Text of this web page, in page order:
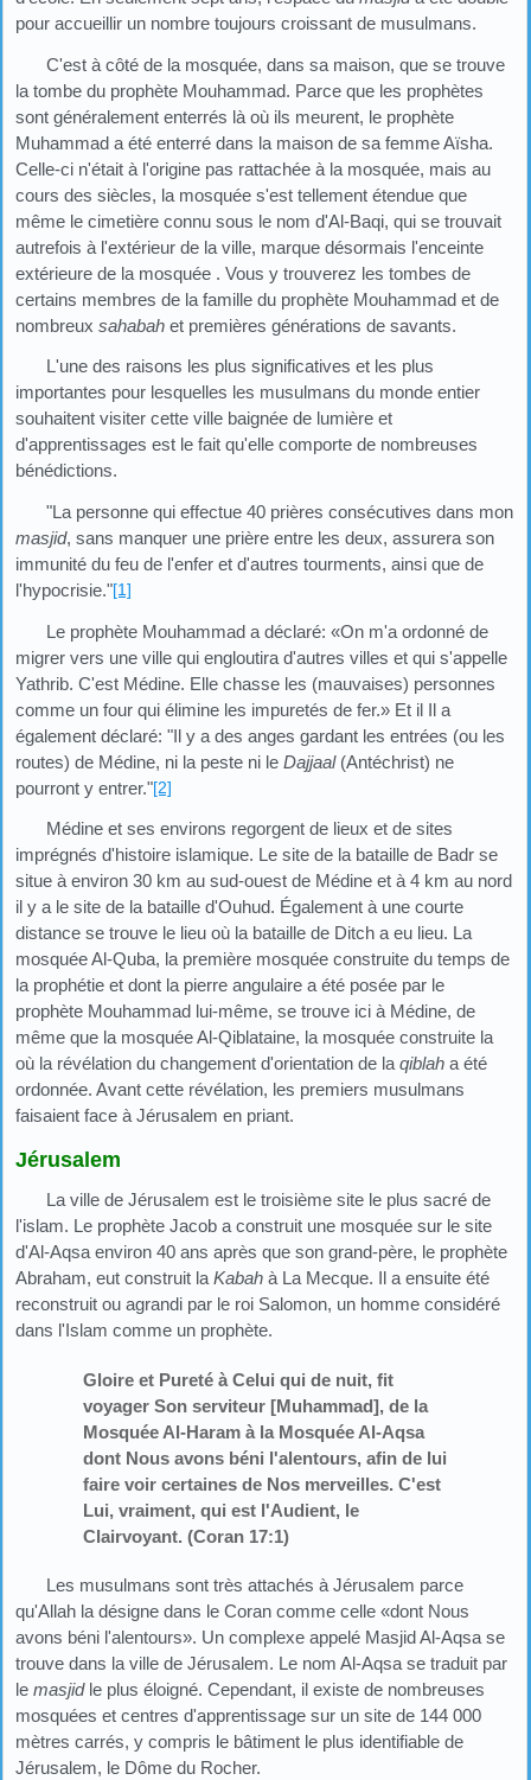
pour accueillir un nombre toujours croissant de musulmans.
C'est à côté de la mosquée, dans sa maison, que se trouve
la tombe du prophète Mouhammad. Parce que les prophètes
sont généralement enterrés là où ils meurent, le prophète
Muhammad a été enterré dans la maison de sa femme Aïsha.
Celle-ci n'était à l'origine pas rattachée à la mosquée, mais au
cours des siècles, la mosquée s'est tellement étendue que
même le cimetière connu sous le nom d'Al-Baqi, qui se trouvait
autrefois à l'extérieur de la ville, marque désormais l'enceinte
extérieure de la mosquée . Vous y trouverez les tombes de
certains membres de la famille du prophète Mouhammad et de
nombreux sahabah et premières générations de savants.
L'une des raisons les plus significatives et les plus
importantes pour lesquelles les musulmans du monde entier
souhaitent visiter cette ville baignée de lumière et
d'apprentissages est le fait qu'elle comporte de nombreuses
bénédictions.
"La personne qui effectue 40 prières consécutives dans mon
masjid, sans manquer une prière entre les deux, assurera son
immunité du feu de l'enfer et d'autres tourments, ainsi que de
l'hypocrisie."[1]
Le prophète Mouhammad a déclaré: «On m'a ordonné de
migrer vers une ville qui engloutira d'autres villes et qui s'appelle
Yathrib. C'est Médine. Elle chasse les (mauvaises) personnes
comme un four qui élimine les impuretés de fer.» Et il Il a
également déclaré: "Il y a des anges gardant les entrées (ou les
routes) de Médine, ni la peste ni le Dajjaal (Antéchrist) ne
pourront y entrer."[2]
Médine et ses environs regorgent de lieux et de sites
imprégnés d'histoire islamique. Le site de la bataille de Badr se
situe à environ 30 km au sud-ouest de Médine et à 4 km au nord
il y a le site de la bataille d'Ouhud. Également à une courte
distance se trouve le lieu où la bataille de Ditch a eu lieu. La
mosquée Al-Quba, la première mosquée construite du temps de
la prophétie et dont la pierre angulaire a été posée par le
prophète Mouhammad lui-même, se trouve ici à Médine, de
même que la mosquée Al-Qiblataine, la mosquée construite la
où la révélation du changement d'orientation de la qiblah a été
ordonnée. Avant cette révélation, les premiers musulmans
faisaient face à Jérusalem en priant.
Jérusalem
La ville de Jérusalem est le troisième site le plus sacré de
l'islam. Le prophète Jacob a construit une mosquée sur le site
d'Al-Aqsa environ 40 ans après que son grand-père, le prophète
Abraham, eut construit la Kabah à La Mecque. Il a ensuite été
reconstruit ou agrandi par le roi Salomon, un homme considéré
dans l'Islam comme un prophète.
Gloire et Pureté à Celui qui de nuit, fit
voyager Son serviteur [Muhammad], de la
Mosquée Al-Haram à la Mosquée Al-Aqsa
dont Nous avons béni l'alentours, afin de lui
faire voir certaines de Nos merveilles. C'est
Lui, vraiment, qui est l'Audient, le
Clairvoyant. (Coran 17:1)
Les musulmans sont très attachés à Jérusalem parce
qu'Allah la désigne dans le Coran comme celle «dont Nous
avons béni l'alentours». Un complexe appelé Masjid Al-Aqsa se
trouve dans la ville de Jérusalem. Le nom Al-Aqsa se traduit par
le masjid le plus éloigné. Cependant, il existe de nombreuses
mosquées et centres d'apprentissage sur un site de 144 000
mètres carrés, y compris le bâtiment le plus identifiable de
Jérusalem, le Dôme du Rocher.